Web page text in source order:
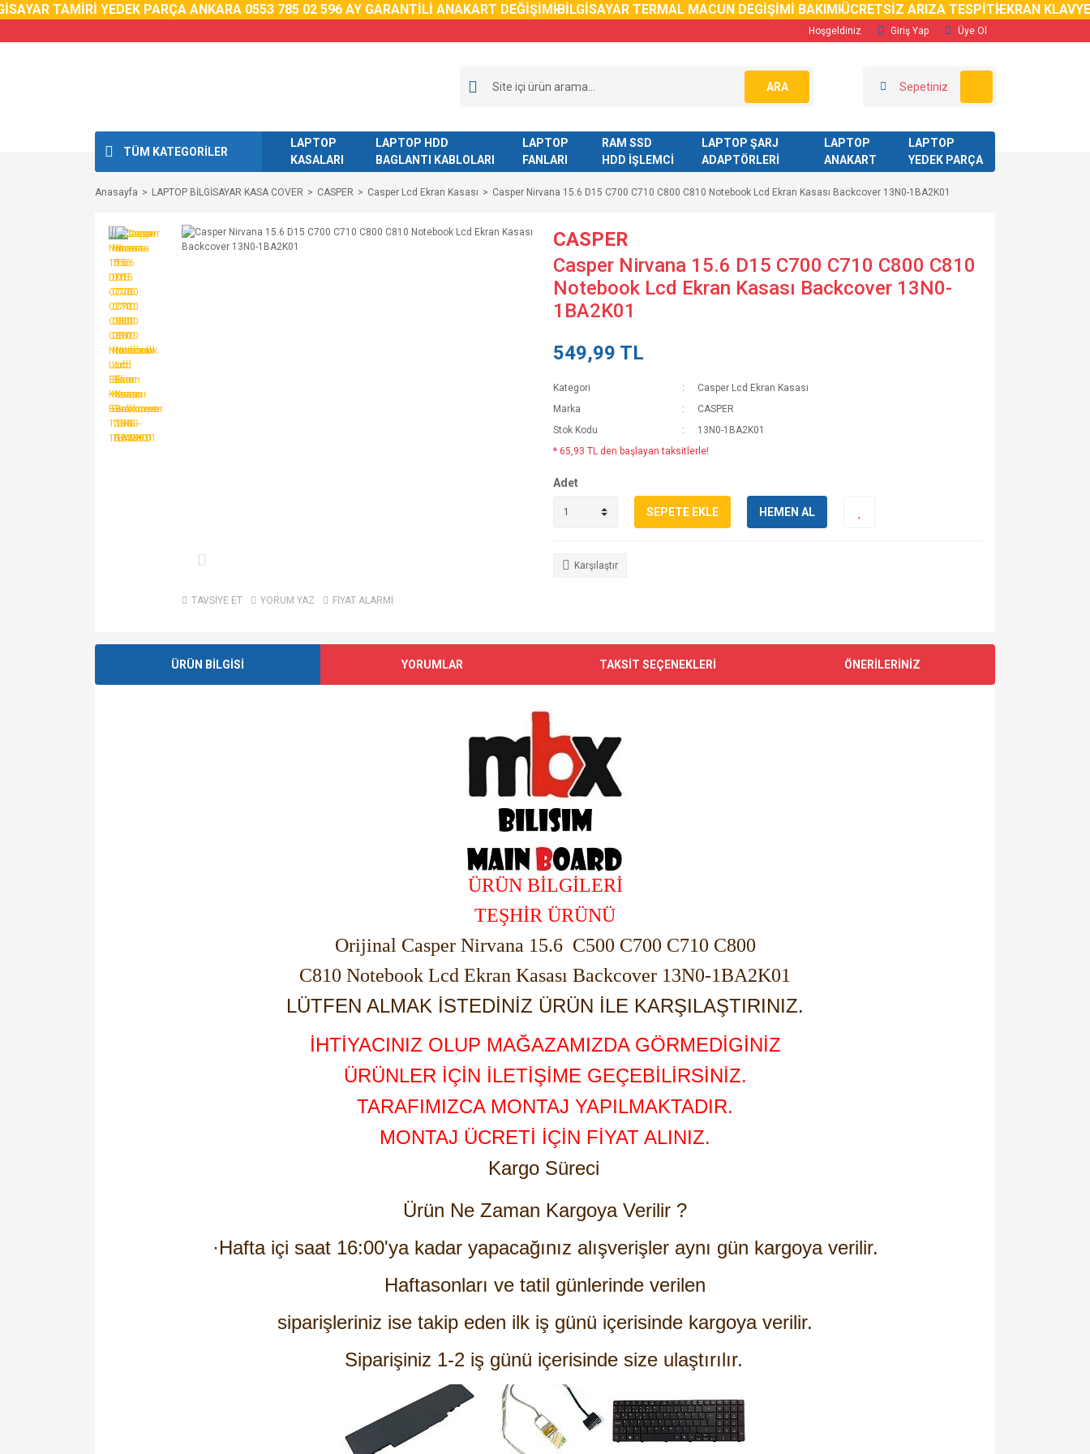
TAMİRİ YEDEK PARÇA ANKARA 0553 785 02 596 AY GARANTİLİ ANAKART DEĞİŞİMİBİLGİSAYAR TERMAL MACUN DEGİŞİMİ BAKIMIÜCRETSİZ ARIZA TESPİTİEKRAN KLAVYE
Hoşgeldiniz Giriş Yap Üye Ol
ARA Sepetiniz
TÜM KATEGORİLER
LAPTOP
KASALARI
LAPTOP HDD
BAGLANTI KABLOLARI
LAPTOP
FANLARI
RAM SSD
HDD İŞLEMCİ
LAPTOP ŞARJ
ADAPTÖRLERİ
LAPTOP
ANAKART
LAPTOP
YEDEK PARÇA
Anasayfa LAPTOP BİLGİSAYAR KASA COVER CASPER Casper Lcd Ekran Kasası Casper Nirvana 15.6 D15 C700 C710 C800 C810 Notebook Lcd Ekran Kasası Backcover 13N0-1BA2K01
TAVSİYE ET YORUM YAZ FİYAT ALARMI
CASPER
Casper Nirvana 15.6 D15 C700 C710 C800 C810
Notebook Lcd Ekran Kasası Backcover 13N0-
1BA2K01
549,99 TL
Kategori
Casper Lcd Ekran Kasası
Marka
CASPER
Stok Kodu
13N0-1BA2K01
* 65,93 TL den başlayan taksitlerle!
Adet
SEPETE EKLE HEMEN AL
Karşılaştır
ÜRÜN BİLGİSİ YORUMLAR TAKSİT SEÇENEKLERİ ÖNERİLERİNİZ
ÜRÜN BİLGİLERİ
TEŞHİR ÜRÜNÜ
Orijinal Casper Nirvana 15.6 C500 C700 C710 C800
C810 Notebook Lcd Ekran Kasası Backcover 13N0-1BA2K01
LÜTFEN ALMAK İSTEDİNİZ ÜRÜN İLE KARŞILAŞTIRINIZ.
İHTİYACINIZ OLUP MAĞAZAMIZDA GÖRMEDİGİNİZ
ÜRÜNLER İÇİN İLETİŞİME GEÇEBİLİRSİNİZ.
TARAFIMIZCA MONTAJ YAPILMAKTADIR.
MONTAJ ÜCRETİ İÇİN FİYAT ALINIZ.
Kargo Süreci
Ürün Ne Zaman Kargoya Verilir ?
·Hafta içi saat 16:00'ya kadar yapacağınız alışverişler aynı gün kargoya verilir.
Haftasonları ve tatil günlerinde verilen
siparişleriniz ise takip eden ilk iş günü içerisinde kargoya verilir.
Siparişiniz 1-2 iş günü içerisinde size ulaştırılır.